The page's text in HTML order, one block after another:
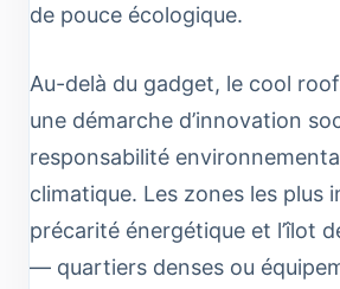
de pouce écologique.
Au-delà du gadget, le cool
une démarche d’innovation
responsabilité
climatique. Les zones les plus
précarité énergétique et l’îlot
— quartiers denses ou